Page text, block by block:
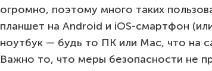
огромно, поэтому много таких
планшет на Android и iOS-смартфон
ноутбук — будь то ПК или Mac, что на
Важно то, что меры безопасности не